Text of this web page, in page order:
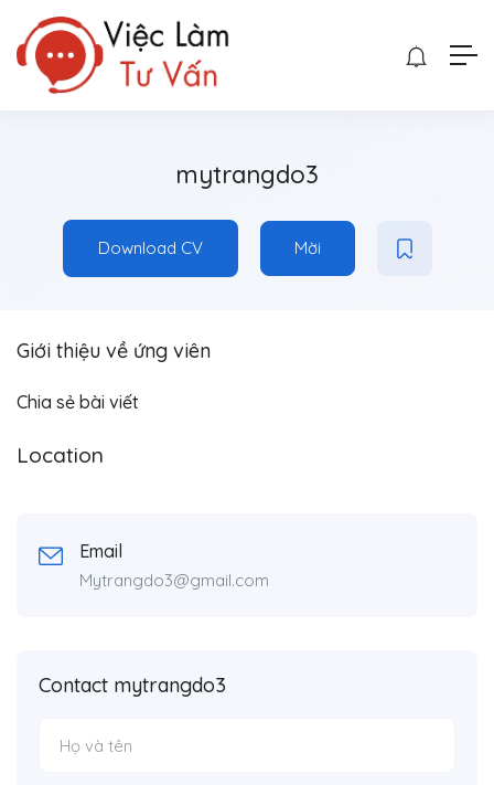
mytrangdo3
Download CV Mời
Giới thiệu về ứng viên
Chia sẻ bài viết
Location
Email
Mytrangdo3@gmail.com
Contact mytrangdo3